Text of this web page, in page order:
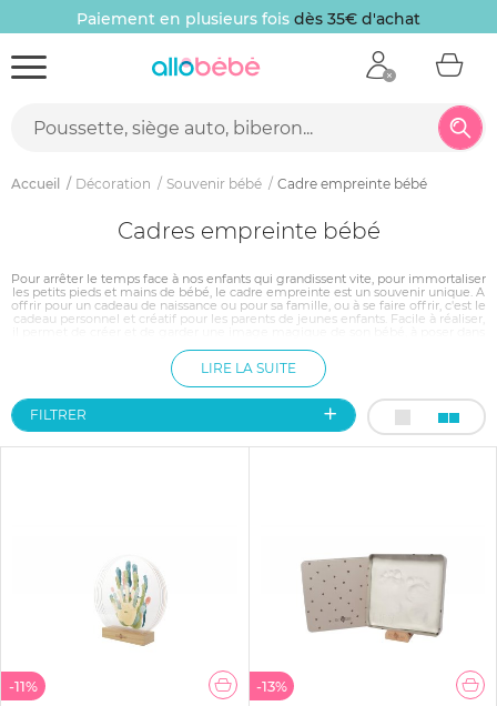
Paiement en plusieurs fois dès 35€ d'achat
Accueil Décoration Souvenir bébé Cadre empreinte bébé
Cadres empreinte bébé
Pour arrêter le temps face à nos enfants qui grandissent vite, pour immortaliser
les petits pieds et mains de bébé, le cadre empreinte est un souvenir unique. A
offrir pour un cadeau de naissance ou pour sa famille, ou à se faire offrir, c'est le
cadeau personnel et créatif pour les parents de jeunes enfants. Facile à réaliser,
LIRE LA SUITE
FILTRER
-11% -13%